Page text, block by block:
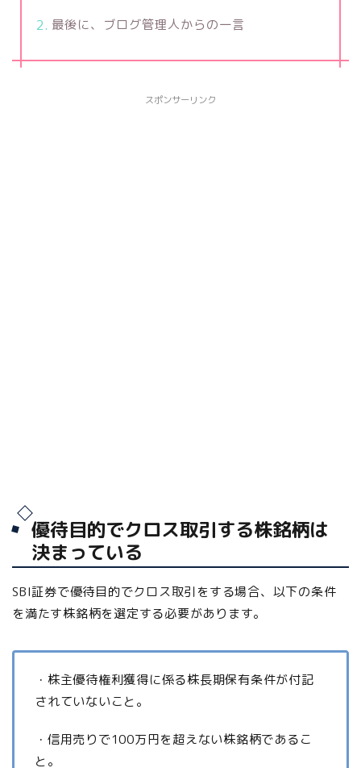
最後に、ブログ管理人からの一言
スポンサーリンク
優待目的でクロス取引する株銘柄は
決まっている
SBI証券で優待目的でクロス取引をする場合、以下の条件
を満たす株銘柄を選定する必要があります。
・株主優待権利獲得に係る株長期保有条件が付記
されていないこと。
・信用売りで100万円を超えない株銘柄であるこ
と。